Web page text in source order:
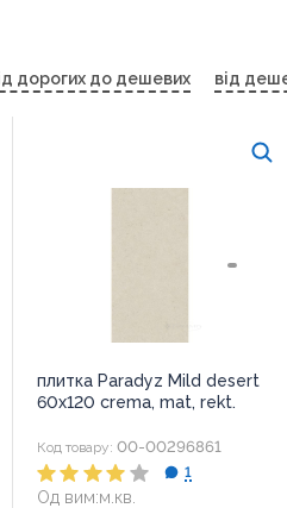
дорогих до дешевих від
плитка Paradyz Mild desert
60x120 crema, mat, rekt.
Код товару: 00-00296861
Од вим:м.кв.
1